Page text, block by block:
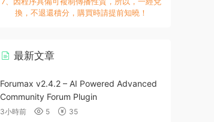
換，不退還積分，購買時請提前知曉！
最新文章
Forumax v2.4.2 – AI Powered Advanced
Community Forum Plugin
3小時前 5 35